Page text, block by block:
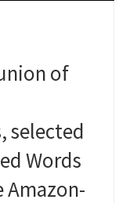
of
selected
Words
Amazon-